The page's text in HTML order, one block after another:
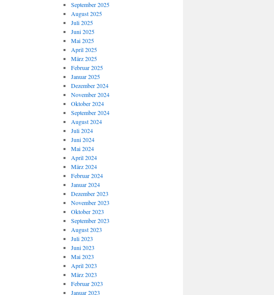
September 2025
August 2025
Juli 2025
Juni 2025
Mai 2025
April 2025
März 2025
Februar 2025
Januar 2025
Dezember 2024
November 2024
Oktober 2024
September 2024
August 2024
Juli 2024
Juni 2024
Mai 2024
April 2024
März 2024
Februar 2024
Januar 2024
Dezember 2023
November 2023
Oktober 2023
September 2023
August 2023
Juli 2023
Juni 2023
Mai 2023
April 2023
März 2023
Februar 2023
Januar 2023